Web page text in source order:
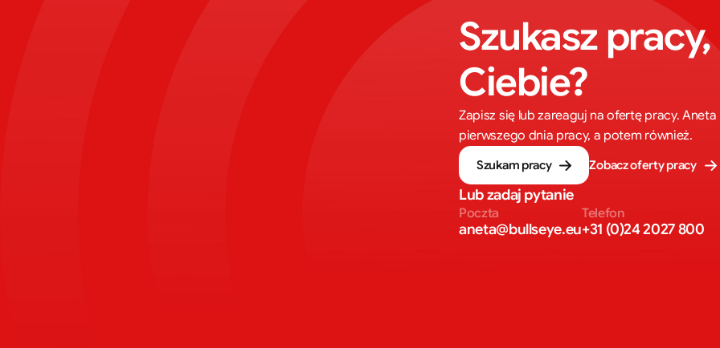
Szukasz
Ciebie?
Zapisz się lub zareaguj na ofertę pracy.
pierwszego dnia pracy, a potem również.
Szukam pracy Zobacz oferty pracy
Lub zadaj pytanie
Poczta
aneta@bullseye.eu
Telefon
+31 (0)24 2027 800